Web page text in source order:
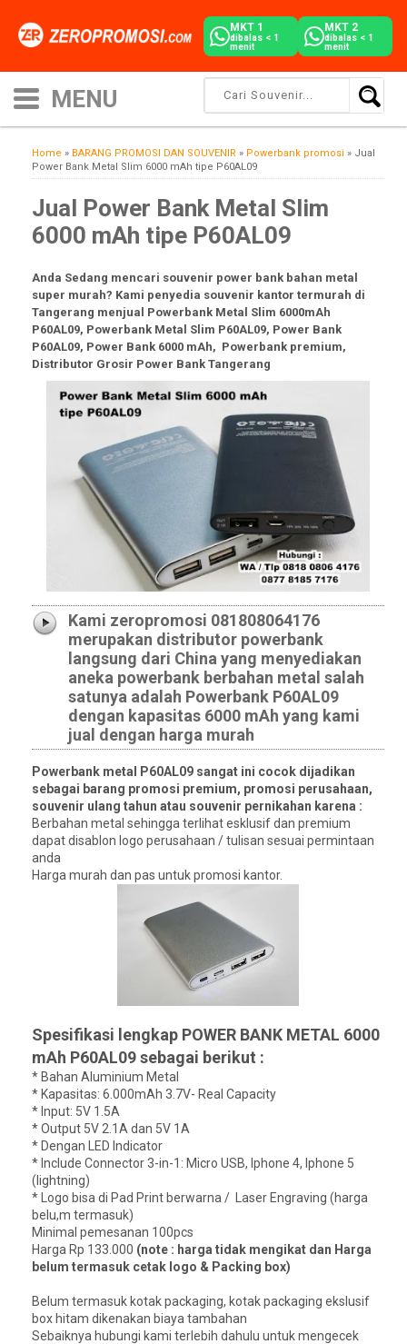
MKT 1
dibalas < 1
menit
MKT 2
dibalas < 1
menit
Home » BARANG PROMOSI DAN SOUVENIR » Powerbank promosi » Jual
Power Bank Metal Slim 6000 mAh tipe P60AL09
Jual Power Bank Metal Slim
6000 mAh tipe P60AL09
Anda Sedang mencari souvenir power bank bahan metal
super murah? Kami penyedia souvenir kantor termurah di
Tangerang menjual Powerbank Metal Slim 6000mAh
P60AL09, Powerbank Metal Slim P60AL09, Power Bank
P60AL09, Power Bank 6000 mAh, Powerbank premium,
Distributor Grosir Power Bank Tangerang
Kami zeropromosi 081808064176
merupakan distributor powerbank
langsung dari China yang menyediakan
aneka powerbank berbahan metal salah
satunya adalah Powerbank P60AL09
dengan kapasitas 6000 mAh yang kami
jual dengan harga murah
Powerbank metal P60AL09 sangat ini cocok dijadikan
sebagai barang promosi premium, promosi perusahaan,
souvenir ulang tahun atau souvenir pernikahan karena :
Berbahan metal sehingga terlihat esklusif dan premium
dapat disablon logo perusahaan / tulisan sesuai permintaan
anda
Harga murah dan pas untuk promosi kantor.
Spesifikasi lengkap POWER BANK METAL 6000
mAh P60AL09 sebagai berikut :
* Bahan Aluminium Metal
* Kapasitas: 6.000mAh 3.7V- Real Capacity
* Input: 5V 1.5A
* Output 5V 2.1A dan 5V 1A
* Dengan LED Indicator
* Include Connector 3-in-1: Micro USB, Iphone 4, Iphone 5
(lightning)
* Logo bisa di Pad Print berwarna / Laser Engraving (harga
belu,m termasuk)
Minimal pemesanan 100pcs
Harga Rp 133.000 (note : harga tidak mengikat dan Harga
belum termasuk cetak logo & Packing box)
Belum termasuk kotak packaging, kotak packaging ekslusif
box hitam dikenakan biaya tambahan
Sebaiknya hubungi kami terlebih dahulu untuk mengecek